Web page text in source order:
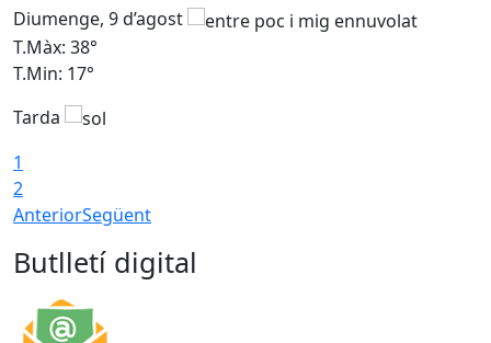
Diumenge, 9 d’agost
T.Màx: 38°
T.Min: 17°
Tarda
1
2
AnteriorSegüent
Butlletí digital